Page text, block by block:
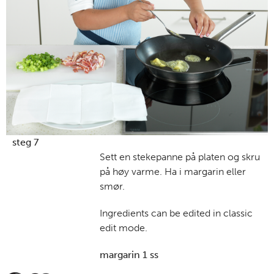
steg 7
Sett en stekepanne på platen og skru
på høy varme. Ha i margarin eller
smør.
Ingredients can be edited in classic
edit mode.
margarin 1 ss